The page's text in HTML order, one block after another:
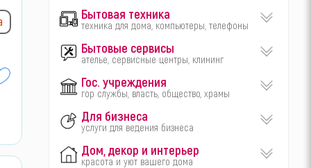
Бытовая техника
техника для дома, компьютеры, телефоны
Бытовые сервисы
ателье, сервисные центры, клининг
Гос. учреждения
гор службы, власть, общество, храмы
Для бизнеса
услуги для ведения бизнеса
Дом, декор и интерьер
красота и уют вашего дома